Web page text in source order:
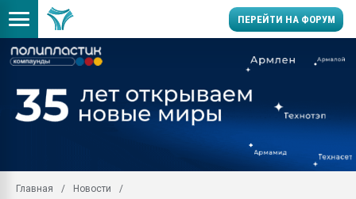
ПЕРЕЙТИ НА ФОРУМ
универсальны, что
умельцы изготовили
Продажа готового
производство SPC
Главная
Новости